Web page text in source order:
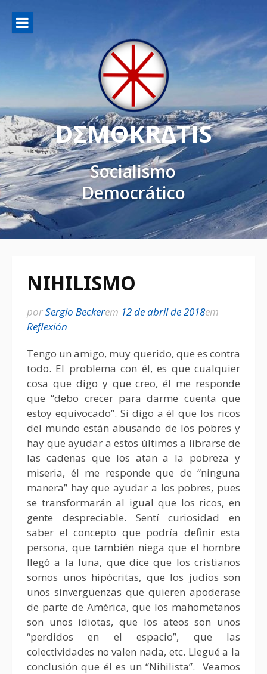
DΣMΘKRΔTIS
Socialismo
Democrático
NIHILISMO
porSergio Beckerem 12 de abril de 2018em
Reflexión
Tengo un amigo, muy querido, que es contra
todo. El problema con él, es que cualquier
cosa que digo y que creo, él me responde
que “debo crecer para darme cuenta que
estoy equivocado”. Si digo a él que los ricos
del mundo están abusando de los pobres y
hay que ayudar a estos últimos a librarse de
las cadenas que los atan a la pobreza y
miseria, él me responde que de “ninguna
manera” hay que ayudar a los pobres, pues
se transformarán al igual que los ricos, en
gente despreciable. Sentí curiosidad en
saber el concepto que podría definir esta
persona, que también niega que el hombre
llegó a la luna, que dice que los cristianos
somos unos hipócritas, que los judíos son
unos sinvergüenzas que quieren apoderase
de parte de América, que los mahometanos
son unos idiotas, que los ateos son unos
“perdidos en el espacio”, que las
colectividades no valen nada, etc. Llegué a la
conclusión que él es un “Nihilista”. Veamos